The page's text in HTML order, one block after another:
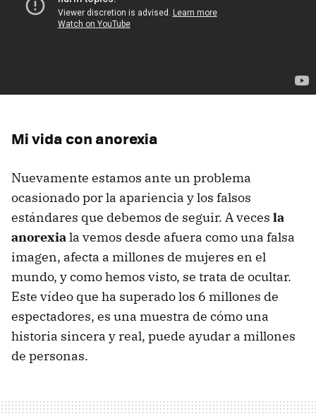
Mi vida con anorexia
Nuevamente estamos ante un problema
ocasionado por la apariencia y los falsos
estándares que debemos de seguir. A veces la
anorexiala vemos desde afuera como una falsa
imagen, afecta a millones de mujeres en el
mundo, y como hemos visto, se trata de ocultar.
Este vídeo que ha superado los 6 millones de
espectadores, es una muestra de cómo una
historia sincera y real, puede ayudar a millones
de personas.